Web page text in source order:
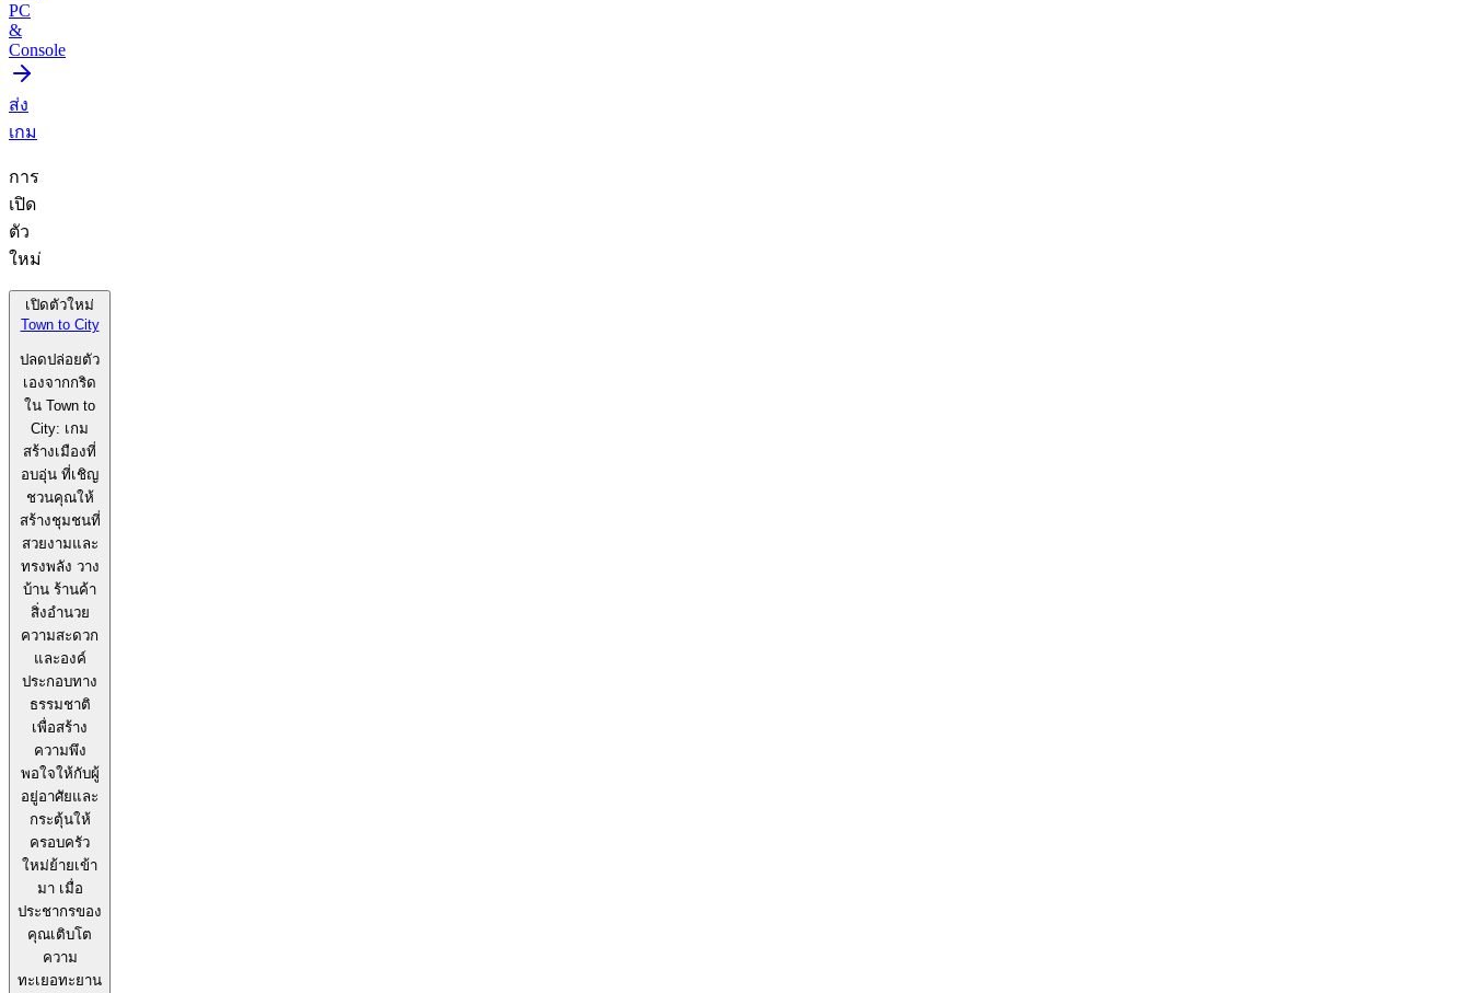
PC
&
Console
ส่ง
เกม
การ
เปิด
ตัว
ใหม่
เปิดตัวใหม่
Town to City
ปลดปล่อยตัว
เองจากกริด
ใน Town to
City: เกม
สร้างเมืองที่
อบอุ่น ที่เชิญ
ชวนคุณให้
สร้างชุมชนที่
สวยงามและ
ทรงพลัง วาง
บ้าน ร้านค้า
สิ่งอำนวย
ความสะดวก
และองค์
ประกอบทาง
ธรรมชาติ
เพื่อสร้าง
ความพึง
พอใจให้กับผู้
อยู่อาศัยและ
กระตุ้นให้
ครอบครัว
ใหม่ย้ายเข้า
มา เมื่อ
ประชากรของ
คุณเติบโต
ความ
ทะเยอทะยาน